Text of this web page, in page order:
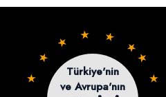
Türkiye'nin
ve Avrupa'nın